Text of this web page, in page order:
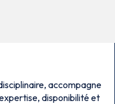
accompagne
disponibilité et